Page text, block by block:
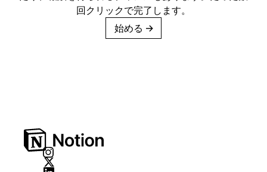
回クリックで完了します。
始める →